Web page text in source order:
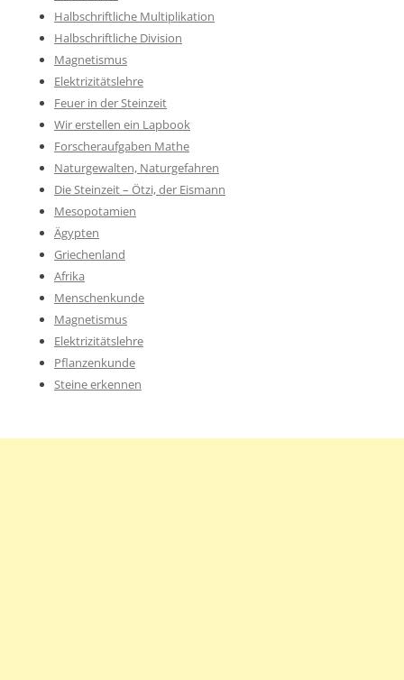
Halbschriftliche Multiplikation
Halbschriftliche Division
Magnetismus
Elektrizitätslehre
Feuer in der Steinzeit
Wir erstellen ein Lapbook
Forscheraufgaben Mathe
Naturgewalten, Naturgefahren
Die Steinzeit – Ötzi, der Eismann
Mesopotamien
Ägypten
Griechenland
Afrika
Menschenkunde
Magnetismus
Elektrizitätslehre
Pflanzenkunde
Steine erkennen